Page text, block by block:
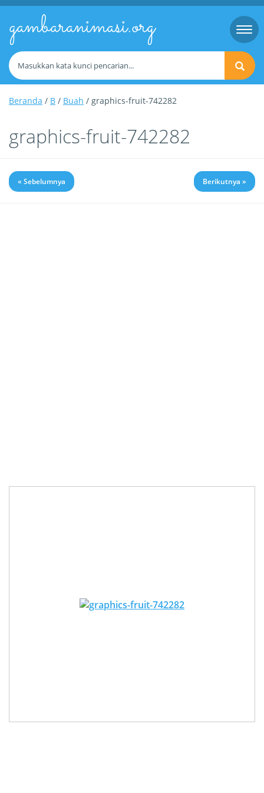
gambaranimasi.org
Beranda / B / Buah / graphics-fruit-742282
graphics-fruit-742282
« Sebelumnya Berikutnya »